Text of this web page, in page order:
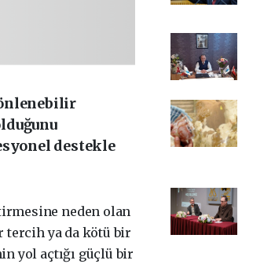
önlenebilir
destekle
neden olan
tercih ya da kötü bir
yol açtığı güçlü bir